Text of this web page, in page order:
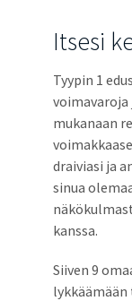
Itsesi
Tyypin 1
mukanaan
draiviasi ja
sinua
kanssa.
Siiven 9